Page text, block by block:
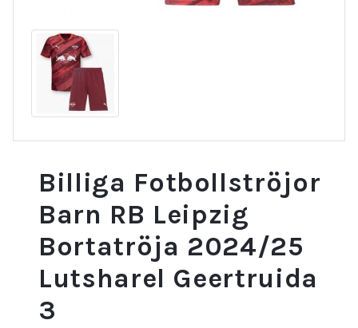
Billiga Fotbollströjor
Barn RB Leipzig
Bortatröja 2024/25
Lutsharel Geertruida
3